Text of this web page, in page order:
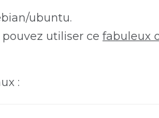
ubuntu.
pouvez utiliser ce fabuleux
: